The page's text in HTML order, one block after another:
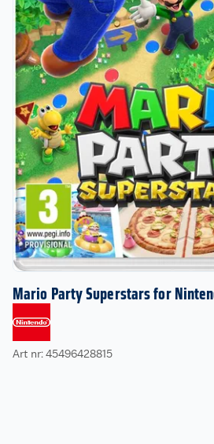
Mario Party Superstars for
Art nr: 45496428815